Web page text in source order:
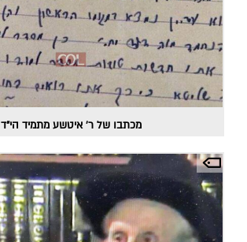
מכתבו של ר' איטשע מתמיד הי"ד